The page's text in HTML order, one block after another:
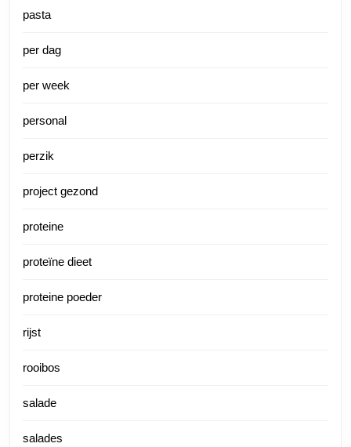
pasta
per dag
per week
personal
perzik
project gezond
proteine
proteïne dieet
proteine poeder
rijst
rooibos
salade
salades